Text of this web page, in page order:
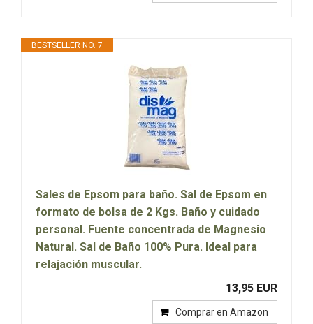
BESTSELLER NO. 7
Sales de Epsom para baño. Sal de Epsom en
formato de bolsa de 2 Kgs. Baño y cuidado
personal. Fuente concentrada de Magnesio
Natural. Sal de Baño 100% Pura. Ideal para
relajación muscular.
13,95 EUR
Comprar en Amazon